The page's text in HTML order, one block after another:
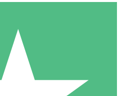
Pakete
Download-Credits. Keine
erforderlich.